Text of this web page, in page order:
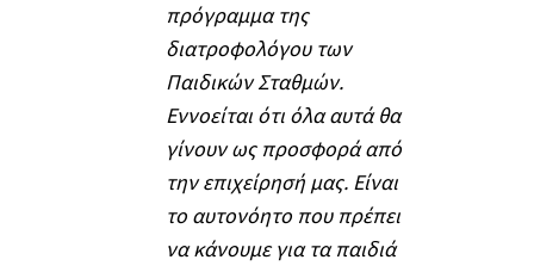
πρόγραμμα της
διατροφολόγου των
Παιδικών Σταθμών.
Εννοείται ότι όλα αυτά θα
γίνουν ως προσφορά από
την επιχείρησή μας. Είναι
το αυτονόητο που πρέπει
να κάνουμε για τα παιδιά